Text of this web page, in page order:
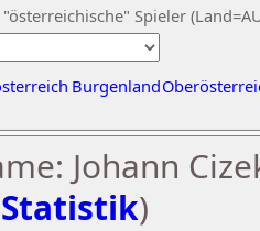
Spieler
Burgenland
Johann
)